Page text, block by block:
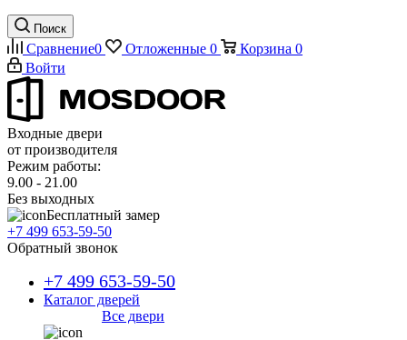
Поиск
Сравнение0 Отложенные 0 Корзина 0
Войти
Входные двери
от производителя
Режим работы:
9.00 - 21.00
Без выходных
Бесплатный замер
+7 499 653-59-50
Обратный звонок
+7 499 653-59-50
Каталог дверей
Все двери